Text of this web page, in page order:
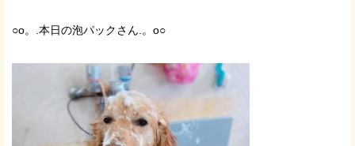
○o。.本日の泡パックさん.。o○